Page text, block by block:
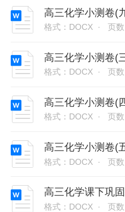
高三化学小测卷(
格式：DOCX · 页
格式：DOCX · 页
格式：DOCX · 页
格式：DOCX · 页
格式：DOCX · 页